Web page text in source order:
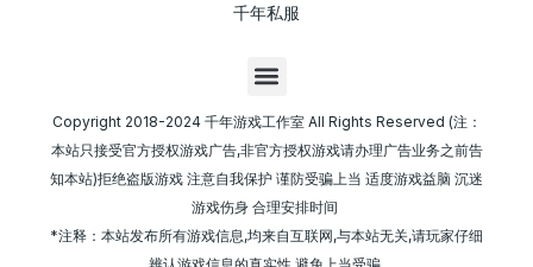
千年私服
M
e
n
u
Copyright 2018-2024 千年游戏工作室 All Rights Reserved (注：
本站只接受官方授权游戏广告,非官方授权游戏请办理广告业务之前告
知本站)拒绝盗版游戏 注意自我保护 谨防受骗上当 适度游戏益脑 沉迷
游戏伤身 合理安排时间
*注释：本站发布所有游戏信息,均来自互联网,与本站无关,请玩家仔细